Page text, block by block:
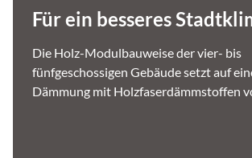
Für ein besseres
Die Holz-Modulbauweise der vier- bis
fünfgeschossigen Gebäude setzt auf
Dämmung mit Holzfaserdämmstoffen